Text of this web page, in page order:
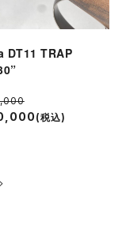
DT11 TRAP
(税込)